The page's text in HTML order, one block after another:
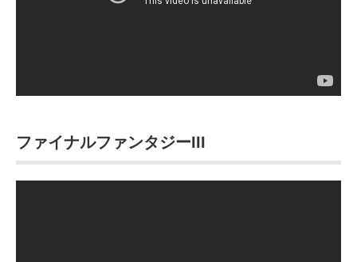
ファイナルファンタジーIII